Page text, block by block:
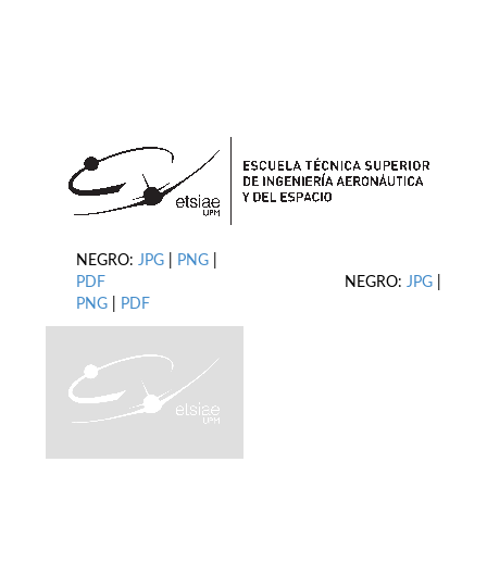
NEGRO: JPG PNG
PDF NEGRO: JPG
PNG
PDF